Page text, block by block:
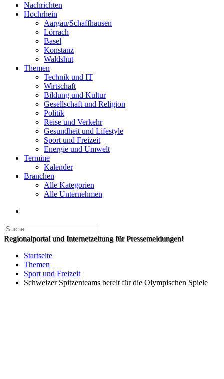
Nachrichten
Hochrhein
Aargau/Schaffhausen
Lörrach
Basel
Konstanz
Waldshut
Themen
Technik und IT
Wirtschaft
Bildung und Kultur
Gesellschaft und Religion
Politik
Reise und Verkehr
Gesundheit und Lifestyle
Sport und Freizeit
Energie und Umwelt
Termine
Kalender
Branchen
Alle Kategorien
Alle Unternehmen
Regionalportal und Internetzeitung für Pressemeldungen!
Startseite
Themen
Sport und Freizeit
Schweizer Spitzenteams bereit für die Olympischen Spiele